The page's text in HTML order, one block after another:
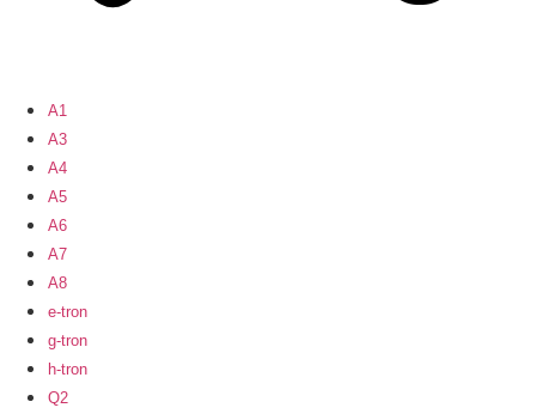
A1
A3
A4
A5
A6
A7
A8
e-tron
g-tron
h-tron
Q2